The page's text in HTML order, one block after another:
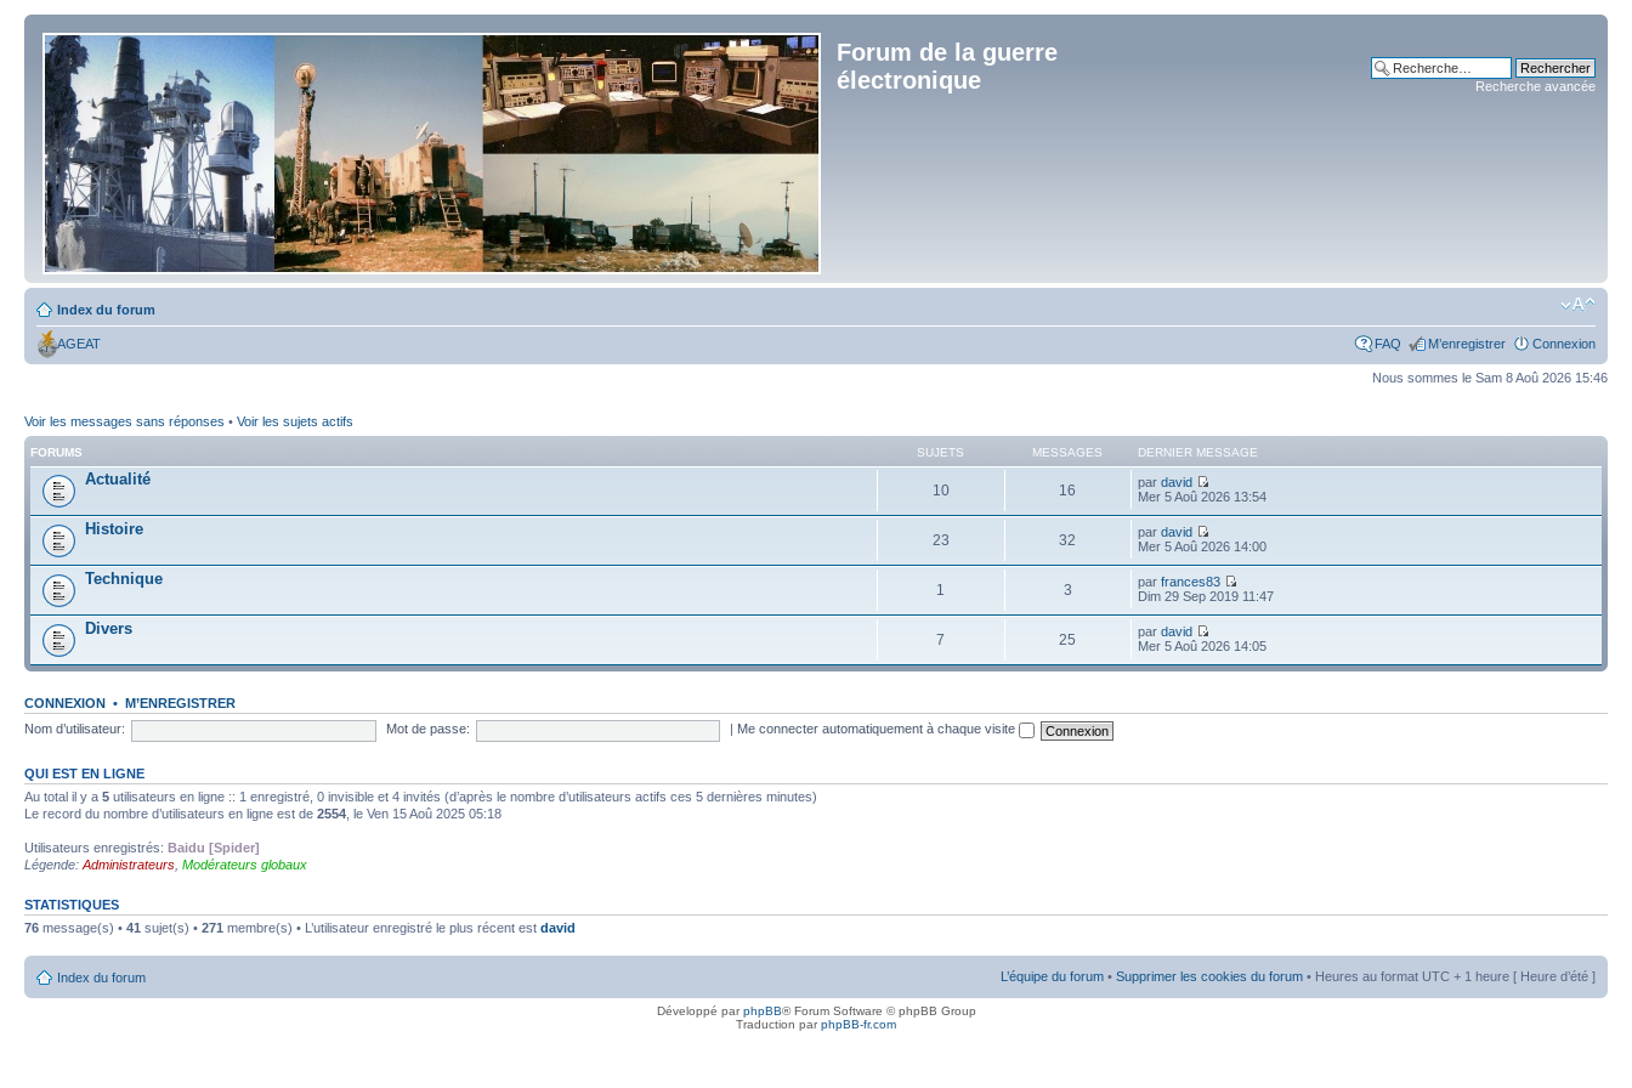
Forum de la guerre
électronique
Recherche avancée
Index du forum
AGEAT FAQ M’enregistrer Connexion
Nous sommes le Sam 8 Aoû 2026 15:46
Voir les messages sans réponses • Voir les sujets actifs
FORUMS SUJETS MESSAGES DERNIER MESSAGE
Actualité
10 16 pardavid
Mer 5 Aoû 2026 13:54
Histoire
23 32 pardavid
Mer 5 Aoû 2026 14:00
Technique
1 3 parfrances83
Dim 29 Sep 2019 11:47
Divers
7 25 pardavid
Mer 5 Aoû 2026 14:05
CONNEXION • M’ENREGISTRER
Nom d’utilisateur:
Mot de passe: Me connecter automatiquement à chaque visite
QUI EST EN LIGNE
Au total il y a 5 utilisateurs en ligne :: 1 enregistré, 0 invisible et 4 invités (d’après le nombre d’utilisateurs actifs ces 5 dernières minutes)
Le record du nombre d’utilisateurs en ligne est de 2554 , le Ven 15 Aoû 2025 05:18
Utilisateurs enregistrés: Baidu [Spider]
Légende: Administrateurs Modérateurs globaux
STATISTIQUES
76 message(s) • 41 sujet(s) • 271 membre(s) • L’utilisateur enregistré le plus récent est david
Index du forum L’équipe du forum • Supprimer les cookies du forum • Heures au format UTC + 1 heure [ Heure d’été ]
Développé parphpBB® Forum Software © phpBB Group
Traduction parphpBB-fr.com